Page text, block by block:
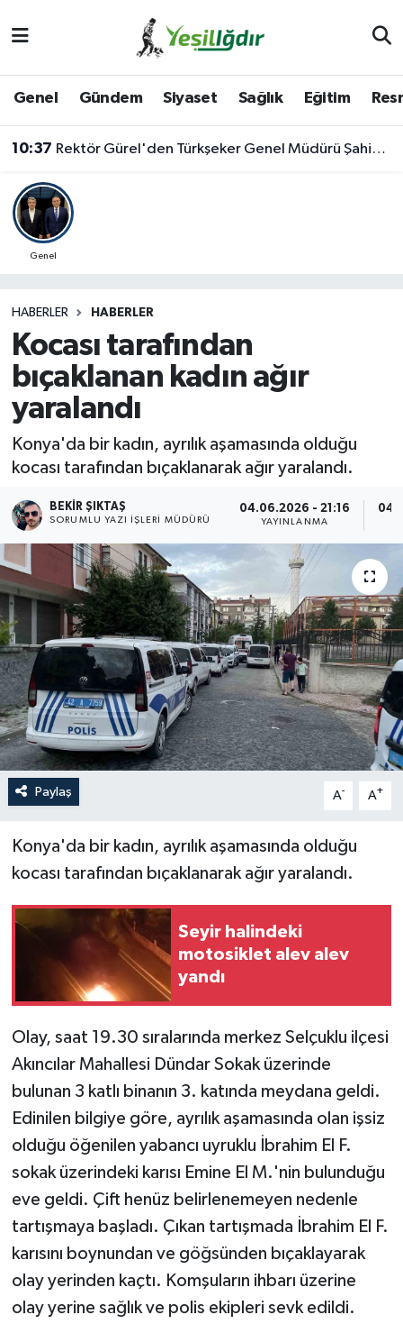
Genel Gündem Siyaset Sağlık Eğitim
10:37 Rektör Gürel'den Türkşeker Genel Müdürü Şahin'e Ziyaret
Genel
HABERLER HABERLER
Kocası tarafından
bıçaklanan kadın ağır
yaralandı
Konya'da bir kadın, ayrılık aşamasında olduğu
kocası tarafından bıçaklanarak ağır yaralandı.
BEKIR ŞIKTAŞ
SORUMLU YAZI İŞLERI MÜDÜRÜ
04.06.2026 - 21:16
YAYINLANMA
Paylaş A- A+
Konya'da bir kadın, ayrılık aşamasında olduğu
kocası tarafından bıçaklanarak ağır yaralandı.
Seyir halindeki
motosiklet alev alev
yandı
Olay, saat 19.30 sıralarında merkez Selçuklu ilçesi
Akıncılar Mahallesi Dündar Sokak üzerinde
bulunan 3 katlı binanın 3. katında meydana geldi.
Edinilen bilgiye göre, ayrılık aşamasında olan işsiz
olduğu öğenilen yabancı uyruklu İbrahim El F.
sokak üzerindeki karısı Emine El M.'nin bulunduğu
eve geldi. Çift henüz belirlenemeyen nedenle
tartışmaya başladı. Çıkan tartışmada İbrahim El F.
karısını boynundan ve göğsünden bıçaklayarak
olay yerinden kaçtı. Komşuların ihbarı üzerine
olay yerine sağlık ve polis ekipleri sevk edildi.
Iğdır Trafik Yoğunluk Haritası
Süper Lig Puan Durumu ve Fikstür
Son Dakika Haberleri
Haber Arşivi